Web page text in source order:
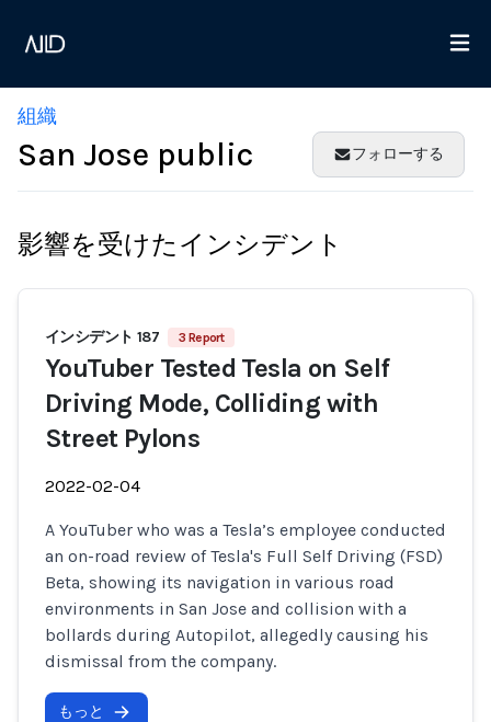
組織
San Jose public フォローする
影響を受けたインシデント
インシデント 187 3 Report
YouTuber Tested Tesla on Self
Driving Mode, Colliding with
Street Pylons
2022-02-04
A YouTuber who was a Tesla’s employee conducted
an on-road review of Tesla's Full Self Driving (FSD)
Beta, showing its navigation in various road
environments in San Jose and collision with a
bollards during Autopilot, allegedly causing his
dismissal from the company.
もっと